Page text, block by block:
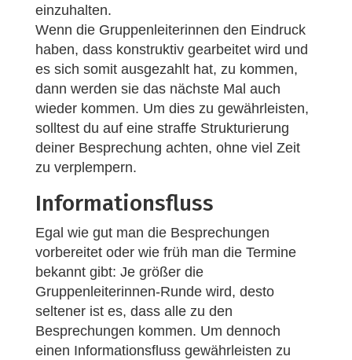
einzuhalten.
Wenn die Gruppenleiterinnen den Eindruck
haben, dass konstruktiv gearbeitet wird und
es sich somit ausgezahlt hat, zu kommen,
dann werden sie das nächste Mal auch
wieder kommen. Um dies zu gewährleisten,
solltest du auf eine straffe Strukturierung
deiner Besprechung achten, ohne viel Zeit
zu verplempern.
Informationsfluss
Egal wie gut man die Besprechungen
vorbereitet oder wie früh man die Termine
bekannt gibt: Je größer die
Gruppenleiterinnen-Runde wird, desto
seltener ist es, dass alle zu den
Besprechungen kommen. Um dennoch
einen Informationsfluss gewährleisten zu